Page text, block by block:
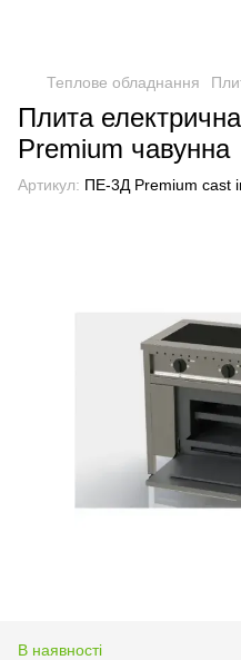
Теплове обладнання
Плита
Premium чавунна
Артикул: ПЕ-3Д Premium cast
В наявності